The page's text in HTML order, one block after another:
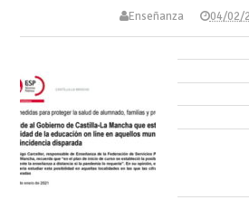
Enseñanza 04/02/